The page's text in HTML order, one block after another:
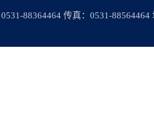
88364464 传真：0531-